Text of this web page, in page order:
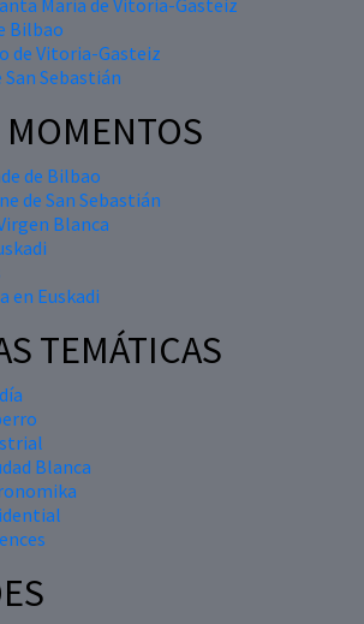
María de Vitoria-Gasteiz
Bilbao
de Vitoria-Gasteiz
San Sebastián
MOMENTOS
de Bilbao
de San Sebastián
Blanca
en Euskadi
TEMÁTICAS
Blanca